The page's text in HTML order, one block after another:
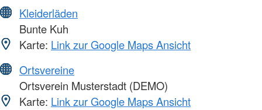
Kleiderläden
Bunte Kuh
Karte: Link zur Google Maps Ansicht
Ortsvereine
Ortsverein Musterstadt (DEMO)
Karte: Link zur Google Maps Ansicht